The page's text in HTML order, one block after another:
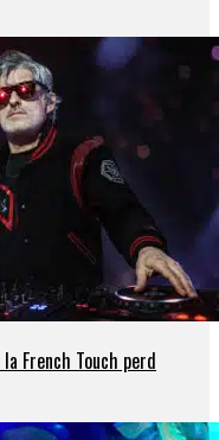
French Touch perd